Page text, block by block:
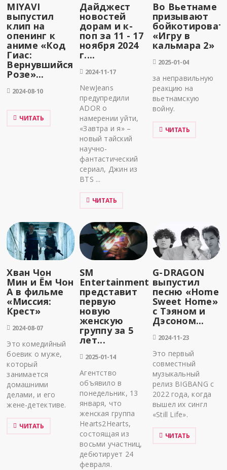
MIYAVI
выпустил
клип на
опенинг к
аниме «Код
Гиас:
Вернувшийся
Розе»...
2024-08-10
ЧИТАТЬ
Дайджест
новостей
дорам и к-
поп за 11 - 17
ноября 2024
г....
2024-11-17
NewJeans
предупредили
ADOR о
намерении уйти,
«Завтра и я» –
новый тайский
научно-
фантастический
сериал, Джин из
BTS ...
ЧИТАТЬ
Во Вьетнаме
призывают
«Игру в
кальмара 2»
2025-01-04
за неправильную
реакцию на
вьетнамскую
войну.
ЧИТАТЬ
Хван Чон
Мин и Ём Чон
А в фильме
«Миссия:
Крест»
2024-08-07
Это комедийный
боевик о муже,
который
занимается
домашними
делами, и его
жене-детективе.
ЧИТАТЬ
SM
Entertainment
представит
первую
новую
женскую
группу за 5
лет...
2025-01-14
Агентство
объявило в
понедельник, 13
января, что
женская группа
Hearts2Hearts,
состоящая из
восьми участниц,
дебютирует 24
февраля.
G-DRAGON
выпустил
песню «Home
Sweet Home»
с Тэяном и
Дэсоном...
2024-11-23
Это первый
совместный
музыкальный
релиз BIGBANG с
2022 года, когда
вышел их сингл
«Still Life».
ЧИТАТЬ